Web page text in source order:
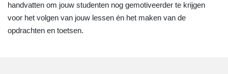
handvatten om jouw studenten nog gemotiveerder te krijgen
voor het volgen van jouw lessen én het maken van de
opdrachten en toetsen.